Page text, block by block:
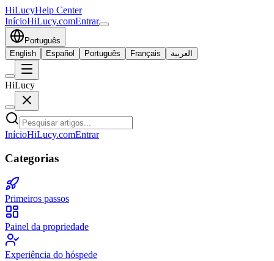
HiLucyHelp Center
InícioHiLucy.comEntrar
Português
English
Español Português Français العربية
HiLucy
InícioHiLucy.comEntrar
Categorias
Primeiros passos
Painel da propriedade
Experiência do hóspede